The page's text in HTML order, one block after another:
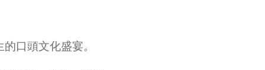
口頭文化盛宴。